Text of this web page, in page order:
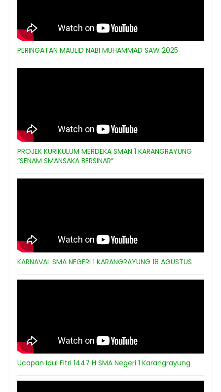
PERINGATAN MAULID NABI MUHAMMAD SAW 2025
PROJEK KURIKULUM MERDEKA SMAN 1 KARANGRAYUNG
“SENAM SMANSAKA BERSINAR”
KARNAVAL SMA NEGERI 1 KARANGRAYUNG 18 AGUSTUS
Ucapan Idul Fitri 1447 H SMA Negeri 1 Karangrayung